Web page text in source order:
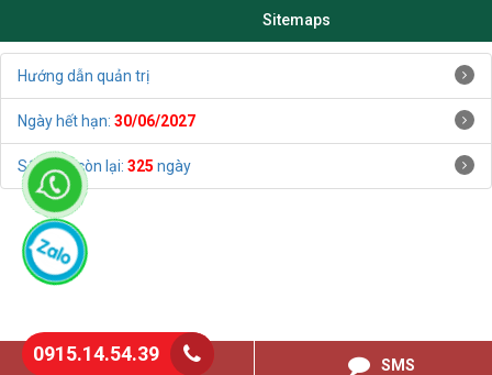
Sitemaps
Hướng dẫn quản trị
Ngày hết hạn: 30/06/2027
Số ngày còn lại: 325 ngày
0915145439 SMS
0915.14.54.39